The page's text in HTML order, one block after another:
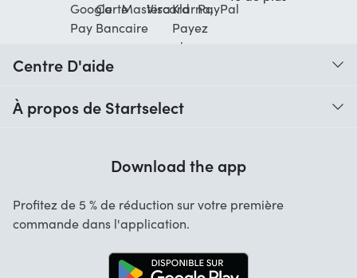
Centre D'aide
Aide avec les codes
Contact
À propos de Startselect
Startselect App
Recrutement
Solutions d'entreprise
Download the app
Profitez de 5 % de réduction sur votre première
commande dans l'application.